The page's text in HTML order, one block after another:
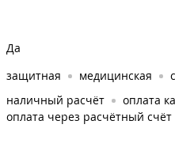
Да
защитная медицинская
наличный расчёт оплата
оплата через расчётный счёт